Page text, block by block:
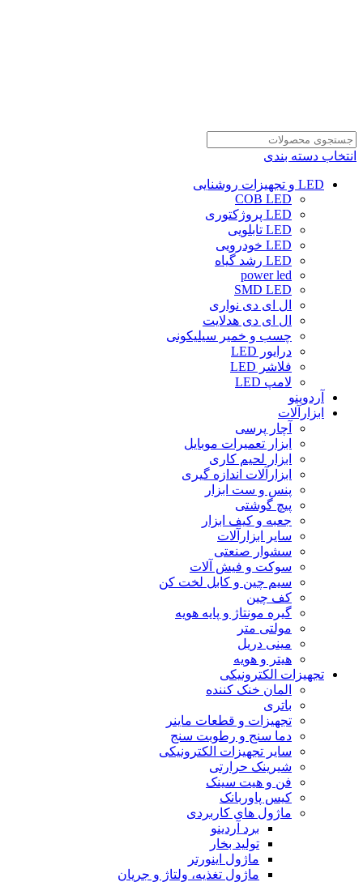
انتخاب دسته بندی
LED و تجهیزات روشنایی
COB LED
LED پروژکتوری
LED تابلویی
LED خودرویی
LED رشد گیاه
power led
SMD LED
ال ای دی نواری
ال ای دی هدلایت
چسب و خمیر سیلیکونی
درایور LED
فلاشر LED
لامپ LED
آردوینو
ابزارآلات
آچار پرسی
ابزار تعمیرات موبایل
ابزار لحیم کاری
ابزارآلات اندازه گیری
پنس و ست ابزار
پیچ گوشتی
جعبه و کیف ابزار
سایر ابزارآلات
سشوار صنعتی
سوکت و فیش آلات
سیم چین و کابل لخت کن
کف چین
گیره مونتاژ و پایه هویه
مولتی متر
مینی دریل
هیتر و هویه
تجهیزات الکترونیکی
المان خنک کننده
باتری
تجهیزات و قطعات ماینر
دما سنج و رطوبت سنج
سایر تجهیزات الکترونیکی
شیرینک حرارتی
فن و هیت سینک
کیس پاوربانک
ماژول های کاربردی
برد آردینو
تولید بخار
ماژول اینورتر
ماژول تغذیه، ولتاژ و جریان